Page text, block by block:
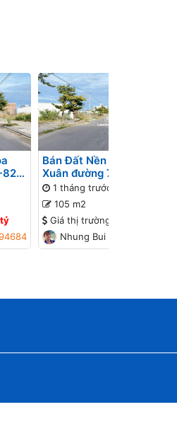
82
Bán Đất Nền Nam Hòa
Xuân đường 7.5m B2-77
lô 1x - Đường thông, Gần
đường Minh Mạng
1 tháng trước
105 m2
Giá thị trường:
Nhung Bui